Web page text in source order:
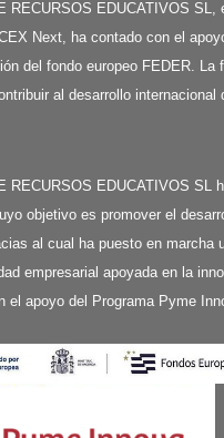
RECURSOS EDUCATIVOS SL,
Next, ha contado con el
del fondo europeo FEDER. La
al desarrollo internacional
RECURSOS EDUCATIVOS SL
objetivo es promover el
al cual ha puesto en marcha
empresarial apoyada en la
el apoyo del Programa Pyme